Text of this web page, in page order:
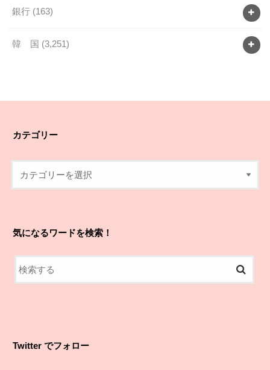
銀行 (163)
韓 国 (3,251)
カテゴリー
気になるワードを検索！
Twitter でフォロー